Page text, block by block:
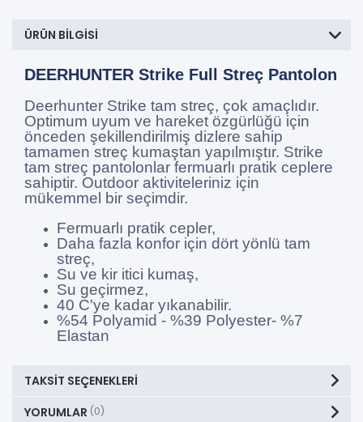
ÜRÜN BILGISI
DEERHUNTER Strike Full Streç Pantolon
Deerhunter Strike tam streç, çok amaçlıdır.
Optimum uyum ve hareket özgürlüğü için
önceden şekillendirilmiş dizlere sahip
tamamen streç kumaştan yapılmıştır. Strike
tam streç pantolonlar fermuarlı pratik ceplere
sahiptir. Outdoor aktiviteleriniz için
mükemmel bir seçimdir.
Fermuarlı pratik cepler,
Daha fazla konfor için dört yönlü tam
streç,
Su ve kir itici kumaş,
Su geçirmez,
40 C'ye kadar yıkanabilir.
%54 Polyamid - %39 Polyester- %7
Elastan
TAKSIT SEÇENEKLERI
YORUMLAR (0)